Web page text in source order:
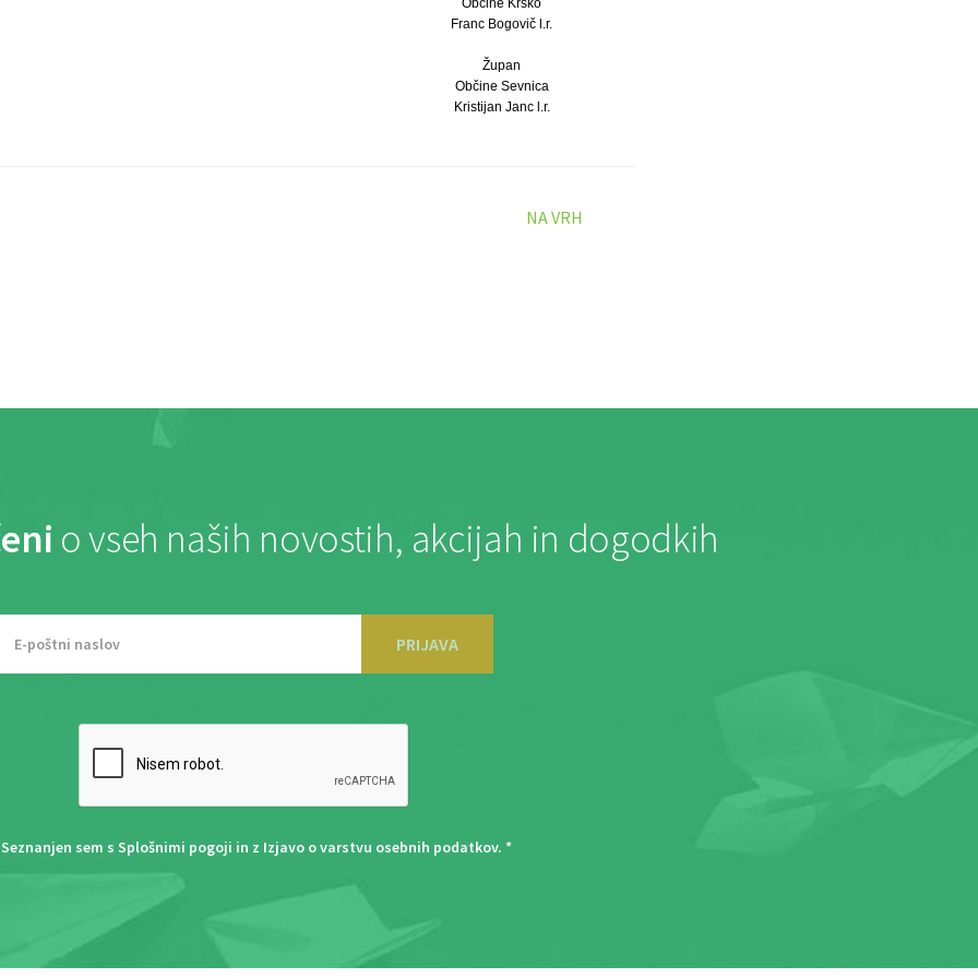
Franc Bogovič l.r.
Župan
Občine Sevnica
Kristijan Janc l.r.
NA VRH
o vseh naših novostih, akcijah in dogodkih
PRIJAVA
Seznanjen sem s Splošnimi pogoji in z Izjavo o varstvu osebnih podatkov. *